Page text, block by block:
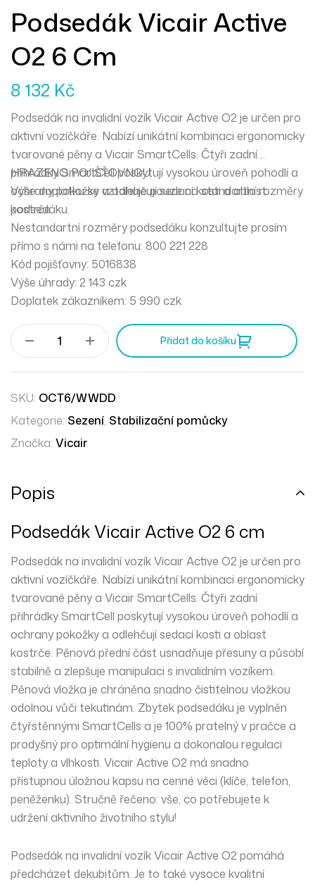
Podsedák Vicair Active
O2 6 Cm
8 132 Kč
Podsedák na invalidní vozík Vicair Active O2 je určen pro
aktivní vozíčkáře. Nabízí unikátní kombinaci ergonomicky
tvarované pěny a Vicair SmartCells. Čtyři zadní
přihrádky SmartCell poskytují vysokou úroveň pohodlí a
ochrany pokožky a odlehčují sedací kosti a oblast
kostrče.
HRAZENO POJIŠŤOVNOU:
Výše doplatku se vztahuje pouze na standartní rozměry
podsedáku.
Nestandartní rozměry podsedáku konzultujte prosím
přímo s námi na telefonu: 800 221 228
Kód pojišťovny: 5016838
Výše úhrady: 2 143 czk
Doplatek zákazníkem: 5 990 czk
Přidat do košíku
SKU: OCT6/WWDD
Kategorie: Sezení, Stabilizační pomůcky
Značka: Vicair
Popis
Podsedák Vicair Active O2 6 cm
Podsedák na invalidní vozík Vicair Active O2 je určen pro
aktivní vozíčkáře. Nabízí unikátní kombinaci ergonomicky
tvarované pěny a Vicair SmartCells. Čtyři zadní
přihrádky SmartCell poskytují vysokou úroveň pohodlí a
ochrany pokožky a odlehčují sedací kosti a oblast
kostrče. Pěnová přední část usnadňuje přesuny a působí
stabilně a zlepšuje manipulaci s invalidním vozíkem.
Pěnová vložka je chráněna snadno čistitelnou vložkou
odolnou vůči tekutinám. Zbytek podsedáku je vyplněn
čtyřstěnnými SmartCells a je 100% pratelný v pračce a
prodyšný pro optimální hygienu a dokonalou regulaci
teploty a vlhkosti. Vicair Active O2 má snadno
přístupnou úložnou kapsu na cenné věci (klíče, telefon,
peněženku). Stručně řečeno: vše, co potřebujete k
udržení aktivního životního stylu!
Podsedák na invalidní vozík Vicair Active O2 pomáhá
předcházet dekubitům. Je to také vysoce kvalitní